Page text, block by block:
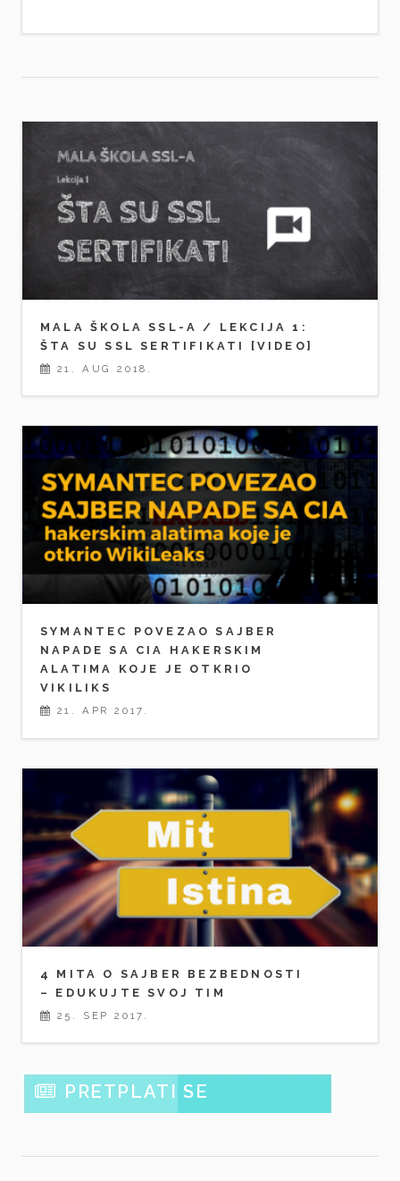
MALA ŠKOLA SSL-A / LEKCIJA 1:
ŠTA SU SSL SERTIFIKATI [VIDEO]
21. AUG 2018.
SYMANTEC POVEZAO SAJBER
NAPADE SA CIA HAKERSKIM
ALATIMA KOJE JE OTKRIO
VIKILIKS
21. APR 2017.
4 MITA O SAJBER BEZBEDNOSTI
– EDUKUJTE SVOJ TIM
25. SEP 2017.
PRETPLATI SE